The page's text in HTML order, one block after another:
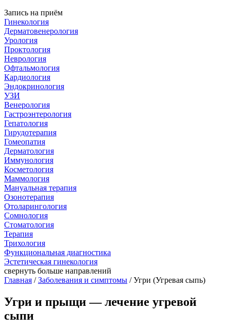
Запись на приём
Гинекология
Дерматовенерология
Урология
Проктология
Неврология
Офтальмология
Кардиология
Эндокринология
УЗИ
Венерология
Гастроэнтерология
Гепатология
Гирудотерапия
Гомеопатия
Дерматология
Иммунология
Косметология
Маммология
Мануальная терапия
Озонотерапия
Отоларингология
Сомнология
Стоматология
Терапия
Трихология
Функциональная диагностика
Эстетическая гинекология
свернуть больше направлений
Главная /Заболевания и симптомы / Угри (Угревая сыпь)
Угри и прыщи — лечение угревой
сыпи